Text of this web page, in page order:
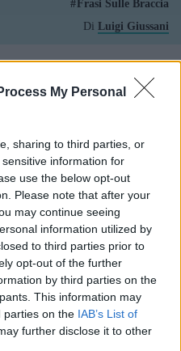
My Personal
sharing to third parties, or
information for
use the below opt-out
Please note that after your
may continue seeing
information utilized by
to third parties prior to
opt-out of the further
by third parties on the
This information may
parties on the IAB’s List of
further disclose it to other
Frasi Sulle Braccia
Di Luigi Giussani
ma quella il
ammirare le
Braccia
Frasi Sulle Donne
Frasi Sulle Gambe
Di Lucio Anneo Seneca
sui tuoi
e braccia